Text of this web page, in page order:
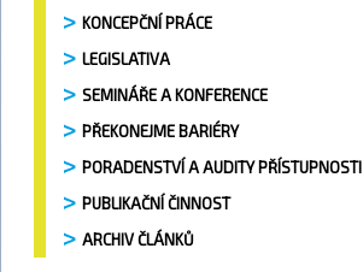
KONCEPČNÍ PRÁCE
LEGISLATIVA
SEMINÁŘE A KONFERENCE
PŘEKONEJME BARIÉRY
PORADENSTVÍ A AUDITY PŘÍSTUPNOSTI
PUBLIKAČNÍ ČINNOST
ARCHIV ČLÁNKŮ